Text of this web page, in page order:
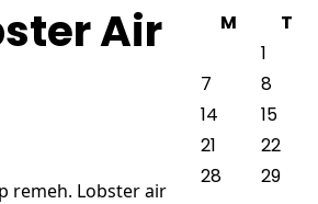
Air
remeh. Lobster air
M
T
1
7
8
14
15
21
22
28
29